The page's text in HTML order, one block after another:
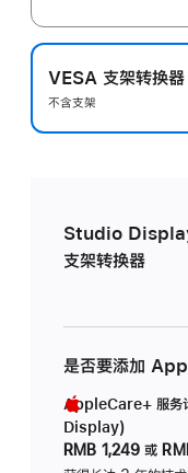
VESA 支架转换器
不含支架
Studio
支架转换器
是否要添加
AppleCare+ 服务
Display)
RMB 1,249 或